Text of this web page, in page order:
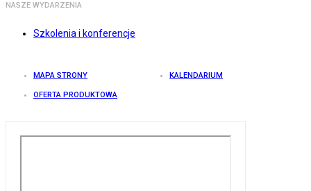
NASZE WYDARZENIA
Szkolenia i konferencje
MAPA STRONY KALENDARIUM
OFERTA PRODUKTOWA